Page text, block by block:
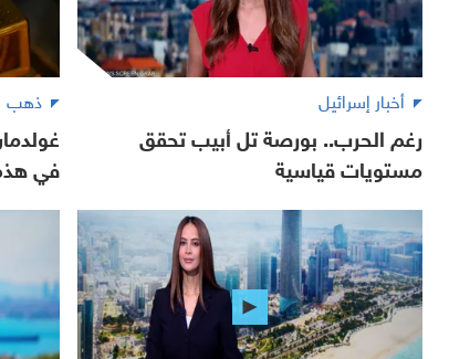
أخبار إسرائيل
رغم الحرب.. بورصة تل أبيب تحقق
مستويات قياسية
ذهب
في